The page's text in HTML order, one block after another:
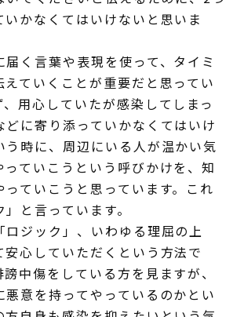
いかなくてはいけないと思いま
く言葉や表現を使って、タイミ
えていくことが重要だと思ってい
、用心していたが感染してしまっ
どに寄り添っていかなくてはいけ
う時に、周辺にいる人が温かい気
ていこうという呼びかけを、知
っていこうと思っています。これ
と言っています。
ジック」、いわゆる理屈の上
安心していただくという方法で
中傷をしている方を見ますが、
悪意を持ってやっているのかとい